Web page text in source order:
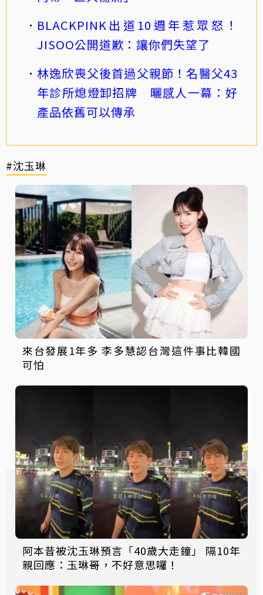
BLACKPINK出道10週年惹眾怒！
JISOO公開道歉：讓你們失望了
林逸欣喪父後首過父親節！名醫父43
年診所熄燈卸招牌 曬感人一幕：好
產品依舊可以傳承
#沈玉琳
來台發展1年多 李多慧認台灣這件事比韓國
可怕
阿本昔被沈玉琳預言「40歲大走鐘」 隔10年
親回應：玉琳哥，不好意思囉！